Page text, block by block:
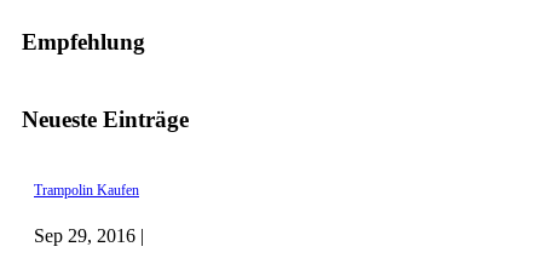
Empfehlung
Neueste Einträge
Trampolin Kaufen
Sep 29, 2016 |